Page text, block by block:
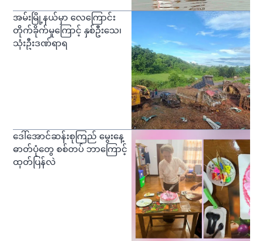
အမ်းမြို့နယ်မှာ လေကြောင်း
တိုက်ခိုက်မှုကြောင့် နှစ်ဦးသေ၊
သုံးဦးဒဏ်ရာရ
ဒေါ်အောင်ဆန်းစုကြည် မွေးနေ့
ဓာတ်ပုံတွေ စစ်တပ် ဘာကြောင့်
ထုတ်ပြန်လဲ